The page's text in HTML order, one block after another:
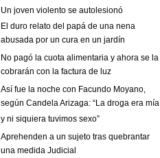
Un joven violento se autolesionó
El duro relato del papá de una nena
abusada por un cura en un jardín
No pagó la cuota alimentaria y ahora se la
cobrarán con la factura de luz
Así fue la noche con Facundo Moyano,
según Candela Arizaga: “La droga era mía
y ni siquiera tuvimos sexo”
Aprehenden a un sujeto tras quebrantar
una medida Judicial